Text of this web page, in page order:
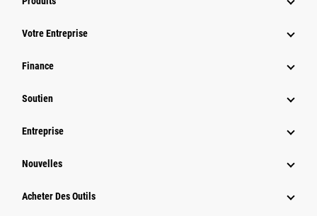
Votre Entreprise
Finance
Soutien
Entreprise
Nouvelles
Acheter Des Outils